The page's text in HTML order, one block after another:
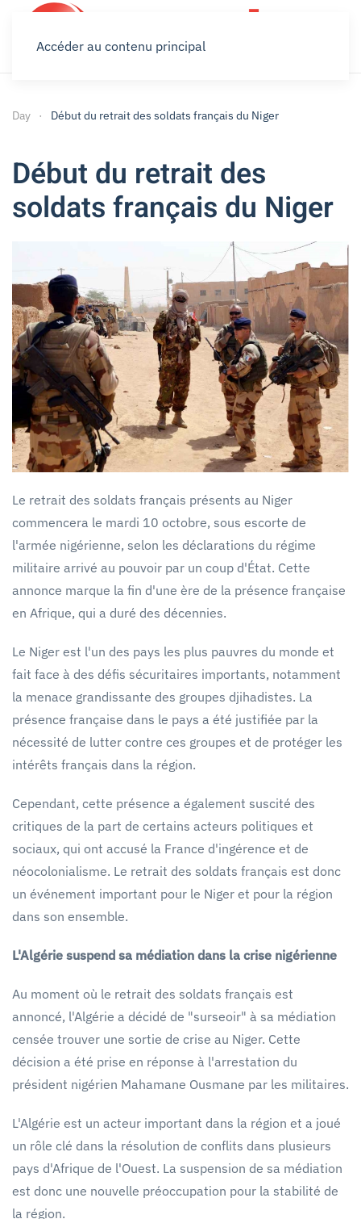
Accéder au contenu principal
Day Début du retrait des soldats français du Niger
Début du retrait des
soldats français du Niger
Le retrait des soldats français présents au Niger
commencera le mardi 10 octobre, sous escorte de
l'armée nigérienne, selon les déclarations du régime
militaire arrivé au pouvoir par un coup d'État. Cette
annonce marque la fin d'une ère de la présence française
en Afrique, qui a duré des décennies.
Le Niger est l'un des pays les plus pauvres du monde et
fait face à des défis sécuritaires importants, notamment
la menace grandissante des groupes djihadistes. La
présence française dans le pays a été justifiée par la
nécessité de lutter contre ces groupes et de protéger les
intérêts français dans la région.
Cependant, cette présence a également suscité des
critiques de la part de certains acteurs politiques et
sociaux, qui ont accusé la France d'ingérence et de
néocolonialisme. Le retrait des soldats français est donc
un événement important pour le Niger et pour la région
dans son ensemble.
L'Algérie suspend sa médiation dans la crise nigérienne
Au moment où le retrait des soldats français est
annoncé, l'Algérie a décidé de "surseoir" à sa médiation
censée trouver une sortie de crise au Niger. Cette
décision a été prise en réponse à l'arrestation du
président nigérien Mahamane Ousmane par les militaires.
L'Algérie est un acteur important dans la région et a joué
un rôle clé dans la résolution de conflits dans plusieurs
pays d'Afrique de l'Ouest. La suspension de sa médiation
est donc une nouvelle préoccupation pour la stabilité de
la région.